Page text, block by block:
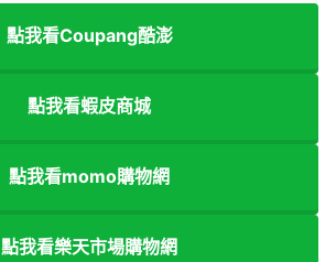
點我看Coupang酷澎
點我看蝦皮商城
點我看momo購物網
點我看樂天市場購物網